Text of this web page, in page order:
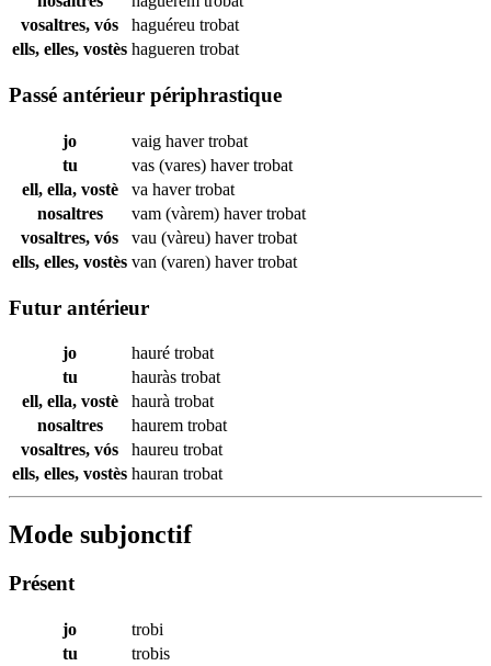
vosaltres, vós
haguéreu trobat
ells, elles, vostès hagueren trobat
Passé antérieur périphrastique
jo vaig havertrobat
tu
vas (vares) havertrobat
ell, ella, vostè
va havertrobat
nosaltres
vam (vàrem) havertrobat
vosaltres, vós
vau (vàreu) havertrobat
ells, elles, vostès van (varen) havertrobat
Futur antérieur
jo hauré trobat
tu
hauràs trobat
ell, ella, vostè
haurà trobat
nosaltres
haurem trobat
vosaltres, vós
haureu trobat
ells, elles, vostès hauran trobat
Mode subjonctif
Présent
jo
trobi
tu
trobis